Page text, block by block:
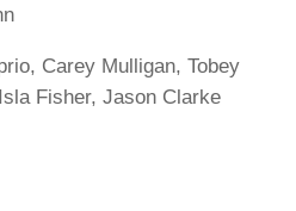
Carey Mulligan, Tobey
Fisher, Jason Clarke